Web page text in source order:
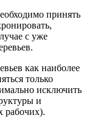
принять
с уже
как наиболее
только
исключить
и
рабочих).